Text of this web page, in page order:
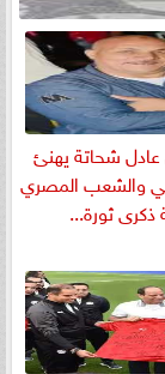
عادل شحاتة يهنئ
والشعب المصري
ذكرى ثورة...